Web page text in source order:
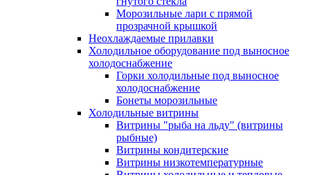
Морозильные лари с прямой
прозрачной крышкой
Неохлаждаемые прилавки
Холодильное оборудование под выносное
холодоснабжение
Горки холодильные под выносное
холодоснабжение
Бонеты морозильные
Холодильные витрины
Витрины "рыба на льду" (витрины
рыбные)
Витрины кондитерские
Витрины низкотемпературные